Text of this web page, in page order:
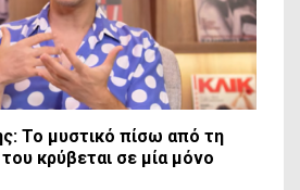
Το μυστικό πίσω από τη
κρύβεται σε μία μόνο